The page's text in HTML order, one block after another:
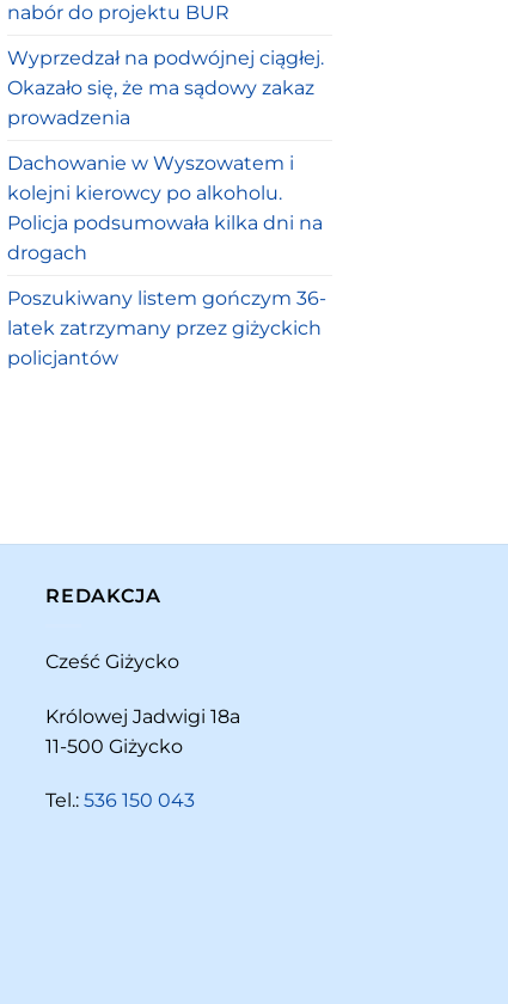
nabór do projektu BUR
Wyprzedzał na podwójnej ciągłej.
Okazało się, że ma sądowy zakaz
prowadzenia
Dachowanie w Wyszowatem i
kolejni kierowcy po alkoholu.
Policja podsumowała kilka dni na
drogach
Poszukiwany listem gończym 36-
latek zatrzymany przez giżyckich
policjantów
REDAKCJA
Cześć Giżycko
Królowej Jadwigi 18a
11-500 Giżycko
Tel.: 536 150 043